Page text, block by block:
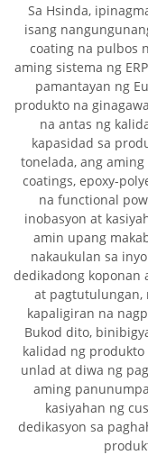
Sa Hsinda,
isang
coating na pulbos
aming sistema ng
pamantayan ng
produkto na
na antas ng
kapasidad sa
tonelada, ang
coatings, epoxy-
na functional
inobasyon at
amin upang
nakaukulan sa
dedikadong koponan
at pagtutulungan,
kapaligiran na
Bukod dito,
kalidad ng
unlad at diwa ng
aming
kasiyahan ng
dedikasyon sa